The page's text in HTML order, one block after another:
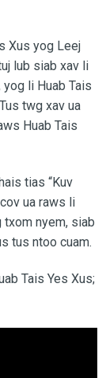
Xus yog Leej
lub siab xav li
li Huab Tais
twg xav ua
Huab Tais
tias “Kuv
ua raws li
txom nyem, siab
tus ntoo cuam.
Tais Yes Xus;